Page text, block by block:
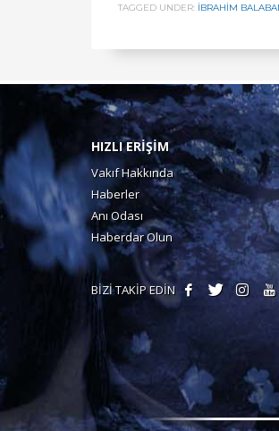
TAGGED UNDER: İBRAHİM
HIZLI ERİŞİM
Vakıf Hakkında
Haberler
Anı Odası
Haberdar Olun
BİZİ TAKİP EDİN